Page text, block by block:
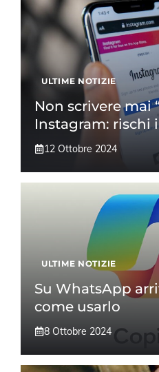
ULTIME NOTIZIE
Non scrivere mai
Instagram: rischi
12 Ottobre 2024
ULTIME NOTIZIE
Su WhatsApp
come usarlo
8 Ottobre 2024